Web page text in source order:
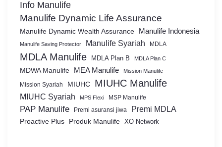
Info Manulife
Manulife Dynamic Life Assurance
Manulife Dynamic Wealth Assurance Manulife Indonesia
Manulife Saving Protector Manulife Syariah MDLA
MDLA Manulife MDLA Plan B MDLA Plan C
MDWA Manulife MEA Manulife Mission Manulife
Mission Syariah MIUHC MIUHC Manulife
MIUHC Syariah MPS Flexi MSP Manulife
PAP Manulife Premi asuransi jiwa Premi MDLA
Proactive Plus Produk Manulife XO Network